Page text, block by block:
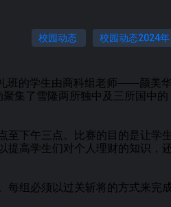
校园动态 校园动态2024年
班的学生由商科组老师——颜美
集了雪隆两所独中及三所国中的
下午三点。比赛的目的是让学
提高学生们对个人理财的知识，
每组必须以过关斩将的方式来完